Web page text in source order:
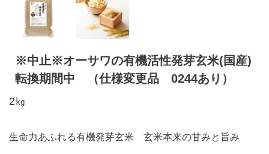
※中止※オーサワの有機活性発芽玄米(国産)
転換期間中 （仕様変更品 0244あり）
2㎏
生命力あふれる有機発芽玄米 玄米本来の甘みと旨み